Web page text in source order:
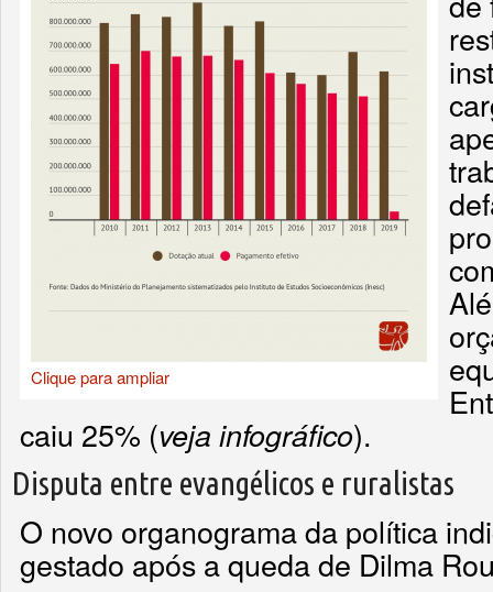
Clique para ampliar
caiu 25% (veja infográfico).
Disputa entre evangélicos e ruralistas
O novo organograma da política
gestado após a queda de Dilma